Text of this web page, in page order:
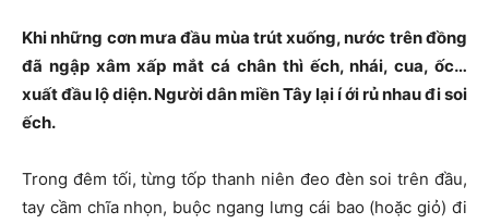
Khi những cơn mưa đầu mùa trút xuống, nước trên đồng
đã ngập xâm xấp mắt cá chân thì ếch, nhái, cua, ốc…
xuất đầu lộ diện. Người dân miền Tây lại í ới rủ nhau đi soi
ếch.
Trong đêm tối, từng tốp thanh niên đeo đèn soi trên đầu,
tay cầm chĩa nhọn, buộc ngang lưng cái bao (hoặc giỏ) đi